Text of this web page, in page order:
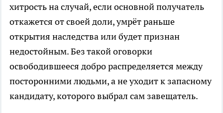
хитрость на случай, если основной получатель
откажется от своей доли, умрёт раньше
открытия наследства или будет признан
недостойным. Без такой оговорки
освободившееся добро распределяется между
посторонними людьми, а не уходит к запасному
кандидату, которого выбрал сам завещатель.